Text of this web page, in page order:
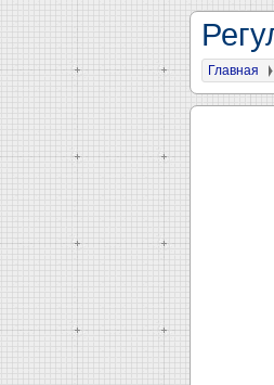
Главная